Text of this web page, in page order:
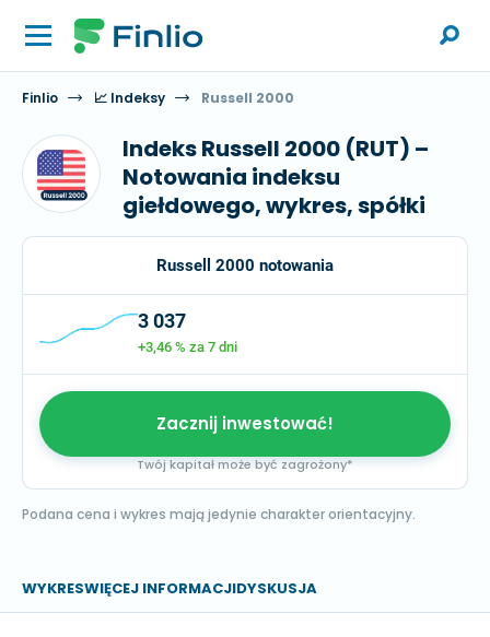
Finlio 📈 Indeksy Russell 2000
Indeks Russell 2000 (RUT) –
Notowania indeksu
giełdowego, wykres, spółki
Russell 2000 notowania
3 037
+3,46 % za 7 dni
Zacznij inwestować!
Twój kapitał może być zagrożony*
Podana cena i wykres mają jedynie charakter orientacyjny.
WYKRESWIĘCEJ INFORMACJIDYSKUSJA